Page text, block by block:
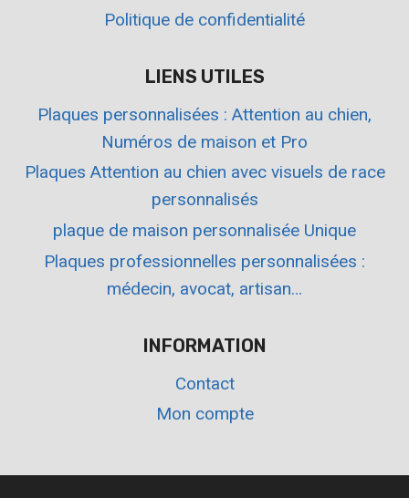
Politique de confidentialité
LIENS UTILES
Plaques personnalisées : Attention au chien,
Numéros de maison et Pro
Plaques Attention au chien avec visuels de race
personnalisés
plaque de maison personnalisée Unique
Plaques professionnelles personnalisées :
médecin, avocat, artisan…
INFORMATION
Contact
Mon compte